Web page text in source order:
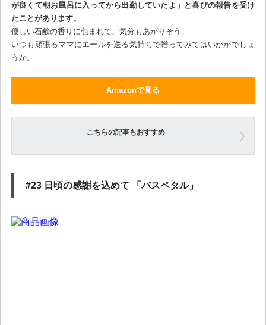
が良くて朝お風呂に入ってから出勤していたよ」と喜びの報告を受け
たことがあります。
優しい石鹸の香りに包まれて、気分もあがりそう。
いつも頑張るママにエールを送る気持ちで贈ってみてはいかがでしょ
うか。
Amazonで見る
こちらの記事もおすすめ
#23 日頃の感謝を込めて 「バスペタル」